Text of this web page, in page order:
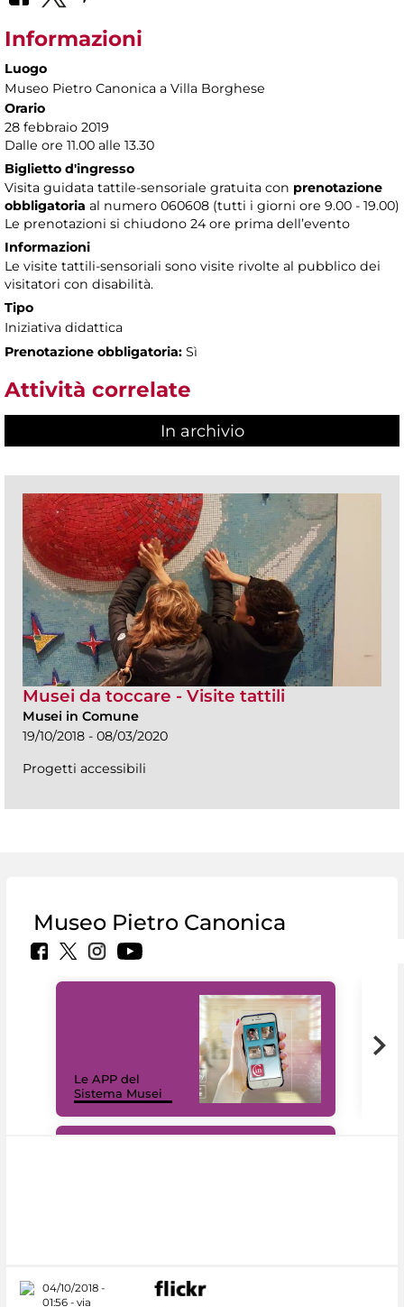
Informazioni
Luogo
Museo Pietro Canonica a Villa Borghese
Orario
28 febbraio 2019
Dalle ore 11.00 alle 13.30
Biglietto d'ingresso
Visita guidata tattile-sensoriale gratuita con prenotazione
obbligatoria al numero 060608 (tutti i giorni ore 9.00 - 19.00)
Le prenotazioni si chiudono 24 ore prima dell’evento
Informazioni
Le visite tattili-sensoriali sono visite rivolte al pubblico dei
visitatori con disabilità.
Tipo
Iniziativa didattica
Prenotazione obbligatoria: Sì
Attività correlate
In archivio
Musei da toccare - Visite tattili
Musei in Comune
19/10/2018 - 08/03/2020
Progetti accessibili
Museo Pietro Canonica
Le APP del
Sistema Musei